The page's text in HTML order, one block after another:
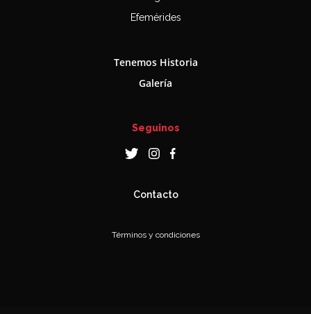
Efemérides
Tenemos Historia
Galería
Seguinos
Contacto
Términos y condiciones